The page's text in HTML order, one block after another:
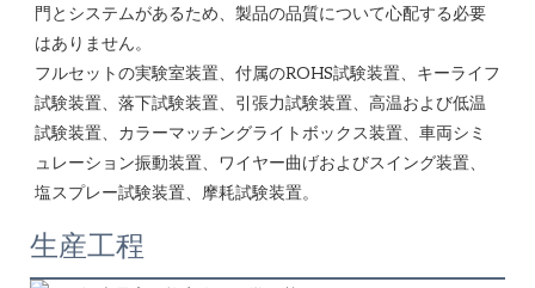
門とシステムがあるため、製品の品質について心配する必要
はありません。
フルセットの実験室装置、付属のROHS試験装置、キーライフ
試験装置、落下試験装置、引張力試験装置、高温および低温
試験装置、カラーマッチングライトボックス装置、車両シミ
ュレーション振動装置、ワイヤー曲げおよびスイング装置、
生産工程